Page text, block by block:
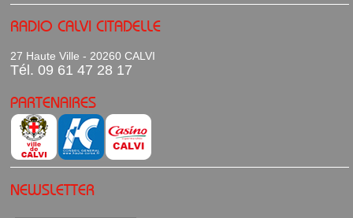
RADIO CALVI CITADELLE
27 Haute Ville - 20260 CALVI
Tél. 09 61 47 28 17
PARTENAIRES
NEWSLETTER